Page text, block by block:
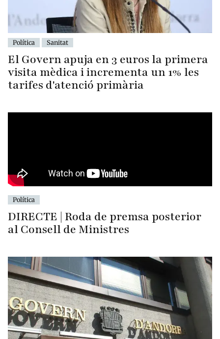
Política Sanitat
El Govern apuja en 3 euros la primera
visita mèdica i incrementa un 1% les
tarifes d'atenció primària
Política
DIRECTE | Roda de premsa posterior
al Consell de Ministres